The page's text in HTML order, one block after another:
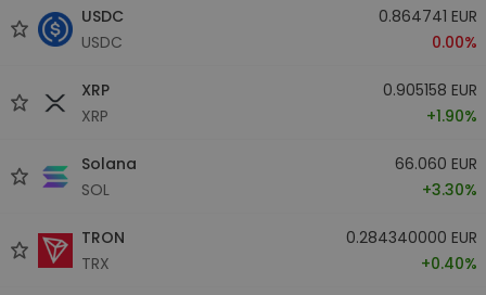
USDC
USDC
0.864741 EUR
0.00%
XRP
XRP
0.905158 EUR
+1.90%
Solana
SOL
66.060 EUR
+3.30%
TRON
TRX
0.284340000 EUR
+0.40%